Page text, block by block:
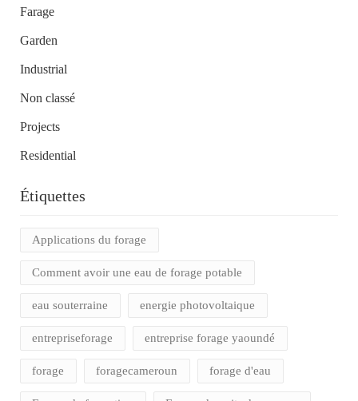
Farage
Garden
Industrial
Non classé
Projects
Residential
Étiquettes
Applications du forage
Comment avoir une eau de forage potable
eau souterraine energie photovoltaique
entrepriseforage entreprise forage yaoundé
forage foragecameroun forage d'eau